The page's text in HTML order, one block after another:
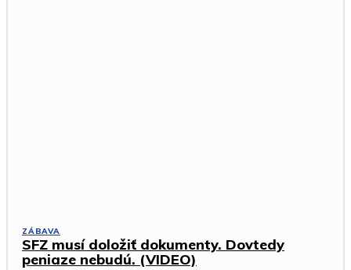
ZÁBAVA
SFZ musí doložiť dokumenty. Dovtedy
peniaze nebudú. (VIDEO)